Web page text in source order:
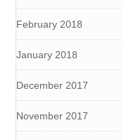
February 2018
January 2018
December 2017
November 2017